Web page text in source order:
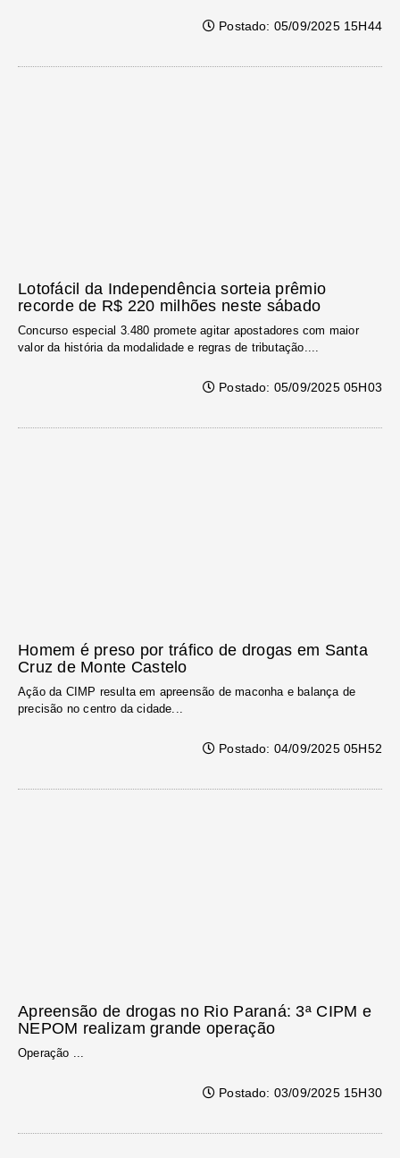
Postado: 05/09/2025 15H44
Lotofácil da Independência sorteia prêmio
recorde de R$ 220 milhões neste sábado
Concurso especial 3.480 promete agitar apostadores com maior
valor da história da modalidade e regras de tributação....
Postado: 05/09/2025 05H03
Homem é preso por tráfico de drogas em Santa
Cruz de Monte Castelo
Ação da CIMP resulta em apreensão de maconha e balança de
precisão no centro da cidade...
Postado: 04/09/2025 05H52
Apreensão de drogas no Rio Paraná: 3ª CIPM e
NEPOM realizam grande operação
Operação ...
Postado: 03/09/2025 15H30